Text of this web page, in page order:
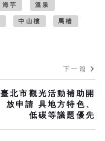
海芋 溫泉
中山樓 馬槽
下一篇
臺北市觀光活動補助開
放申請 具地方特色、
低碳等議題優先